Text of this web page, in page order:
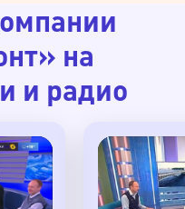
на
и радио